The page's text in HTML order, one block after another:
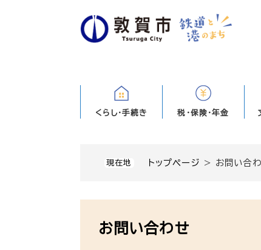
くらし・手続き 税・保険・年金
現在地 トップページ > お問い合
お問い合わせ